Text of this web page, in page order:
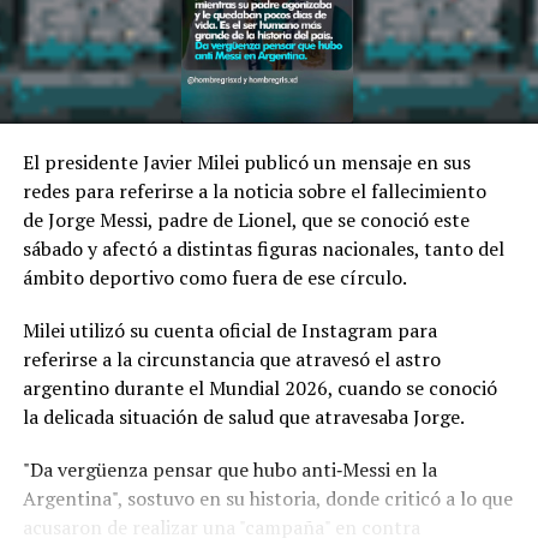
presentaron subas interanuales.
Alimentos y bebidas: 6,2%.
Productos de tabaco: 0,4%.
Productos textiles: -15,9%.
Prendas de vestir, cuero y calzado: -8,4%.
Madera, papel, edición e impresión: 8,4%.
Refinación del petróleo, coque y combustible nuclear:
3,4%.
Sustancias y productos químicos: 11%.
Productos minerales no metálicos: -7,2%.
Industrias metálicas básicas: 11,8%.
Productos de metal: 3,6%.
Maquinaria y equipo: -16,8%.
Vehículos automotores, carrocerías, remolques y
autopartes: -3,5%.
Otro equipo de transporte: 7,2%.
El presidente Javier Milei publicó un mensaje en sus
redes para referirse a la noticia sobre el fallecimiento
de Jorge Messi, padre de Lionel, que se conoció este
sábado y afectó a distintas figuras nacionales, tanto del
ámbito deportivo como fuera de ese círculo.
Milei utilizó su cuenta oficial de Instagram para
referirse a la circunstancia que atravesó el astro
argentino durante el Mundial 2026, cuando se conoció
la delicada situación de salud que atravesaba Jorge.
"Da vergüenza pensar que hubo anti‑Messi en la
Argentina", sostuvo en su historia, donde criticó a lo que
acusaron de realizar una "campaña" en contra